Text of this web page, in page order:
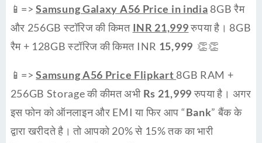
📱=>Samsung Galaxy A56 Price in india 8GB रैम
और 256GB स्टॉरिज की किमत INR 21,999रुपया है। 8GB
रैम + 128GB स्टॉरिज की किमत INR 15,999 👏👏
📱=>Samsung A56 Price Flipkart 8GB RAM +
256GB Storage की कीमत अभी Rs 21,999रुपया है। अगर
इस फोन को ऑनलाइन और EMI या फिर आप “Bank” बैंक के
द्वारा खरीदते है। तो आपको 20% से 15% तक का भारी